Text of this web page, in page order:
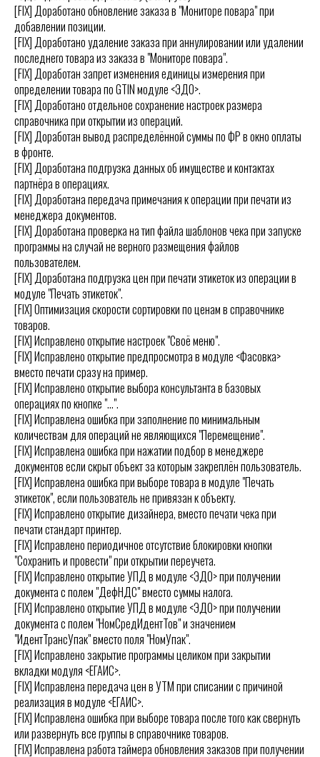
[FIX] Доработано обновление заказа в "Мониторе повара" при
добавлении позиции.
[FIX] Доработано удаление заказа при аннулировании или удалении
последнего товара из заказа в "Мониторе повара".
[FIX] Доработан запрет изменения единицы измерения при
определении товара по GTIN модуле <ЭДО>.
[FIX] Доработано отдельное сохранение настроек размера
справочника при открытии из операций.
[FIX] Доработан вывод распределённой суммы по ФР в окно оплаты
в фронте.
[FIX] Доработана подгрузка данных об имуществе и контактах
партнёра в операциях.
[FIX] Доработана передача примечания к операции при печати из
менеджера документов.
[FIX] Доработана проверка на тип файла шаблонов чека при запуске
программы на случай не верного размещения файлов
пользователем.
[FIX] Доработана подгрузка цен при печати этикеток из операции в
модуле "Печать этикеток".
[FIX] Оптимизация скорости сортировки по ценам в справочнике
товаров.
[FIX] Исправлено открытие настроек "Своё меню".
[FIX] Исправлено открытие предпросмотра в модуле <Фасовка>
вместо печати сразу на пример.
[FIX] Исправлено открытие выбора консультанта в базовых
операциях по кнопке "...".
[FIX] Исправлена ошибка при заполнение по минимальным
количествам для операций не являющихся "Перемещение".
[FIX] Исправлена ошибка при нажатии подбор в менеджере
документов если скрыт объект за которым закреплён пользователь.
[FIX] Исправлена ошибка при выборе товара в модуле "Печать
этикеток", если пользователь не привязан к объекту.
[FIX] Исправлено открытие дизайнера, вместо печати чека при
печати стандарт принтер.
[FIX] Исправлено периодичное отсутствие блокировки кнопки
"Сохранить и провести" при открытии переучета.
[FIX] Исправлено открытие УПД в модуле <ЭДО> при получении
документа с полем "ДефНДС" вместо суммы налога.
[FIX] Исправлено открытие УПД в модуле <ЭДО> при получении
документа с полем "НомСредИдентТов" и значением
"ИдентТрансУпак" вместо поля "НомУпак".
[FIX] Исправлено закрытие программы целиком при закрытии
вкладки модуля <ЕГАИС>.
[FIX] Исправлена передача цен в УТМ при списании с причиной
реализация в модуле <ЕГАИС>.
[FIX] Исправлена ошибка при выборе товара после того как свернуть
или развернуть все группы в справочнике товаров.
[FIX] Исправлена работа таймера обновления заказов при получении